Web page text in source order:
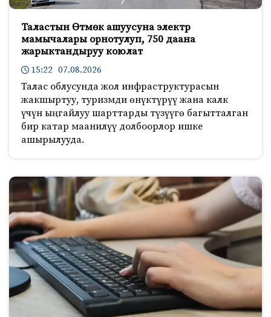
Таластын Өтмөк ашуусуна электр
мамычалары орнотулуп, 750 даана
жарыктандыруу коюлат
15:22 07.08.2026
Талас облусунда жол инфраструктурасын
жакшыртуу, туризмди өнүктүрүү жана калк
үчүн ыңгайлуу шарттарды түзүүгө багытталган
бир катар маанилүү долбоорлор ишке
ашырылууда.